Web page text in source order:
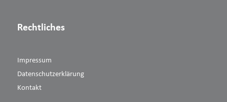
Rechtliches
Impressum
Datenschutzerklärung
Kontakt